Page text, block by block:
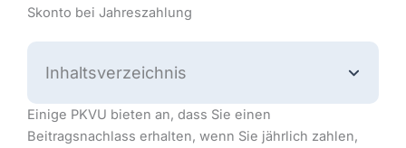
Skonto bei Jahreszahlung
Inhaltsverzeichnis
Einige PKVU bieten an, dass Sie einen
Beitragsnachlass erhalten, wenn Sie jährlich zahlen,